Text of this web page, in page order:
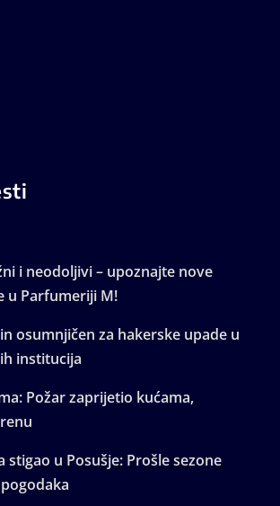
i neodoljivi – upoznajte nove
u Parfumeriji M!
osumnjičen za hakerske upade u
institucija
Požar zaprijetio kućama,
stigao u Posušje: Prošle sezone